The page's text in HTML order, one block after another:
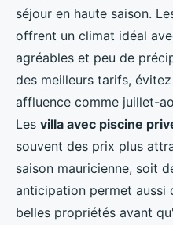
séjour en haute saison.
offrent un climat idéal
agréables et peu de
des meilleurs tarifs,
affluence comme juillet-
Les villa avec piscine
souvent des prix plus
saison mauricienne, soit
anticipation permet aussi
belles propriétés avant